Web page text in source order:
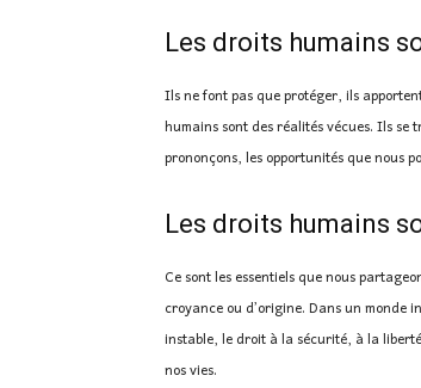
Les droits humains
Ils ne font pas que protéger, ils
humains sont des réalités vécues. Ils
prononçons, les opportunités que nous
Les droits humains
Ce sont les essentiels que nous
croyance ou d’origine. Dans un monde
instable, le droit à la sécurité, à la
nos vies.